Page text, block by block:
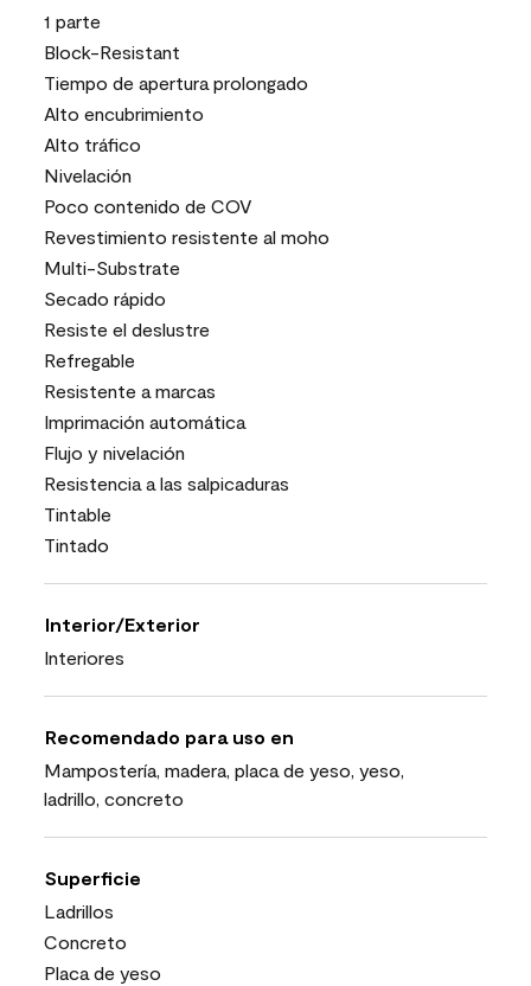
1 parte
Block-Resistant
Tiempo de apertura prolongado
Alto encubrimiento
Alto tráfico
Nivelación
Poco contenido de COV
Revestimiento resistente al moho
Multi-Substrate
Secado rápido
Resiste el deslustre
Refregable
Resistente a marcas
Imprimación automática
Flujo y nivelación
Resistencia a las salpicaduras
Tintable
Tintado
Interior/Exterior
Interiores
Recomendado para uso en
Mampostería, madera, placa de yeso, yeso,
ladrillo, concreto
Superficie
Ladrillos
Concreto
Placa de yeso